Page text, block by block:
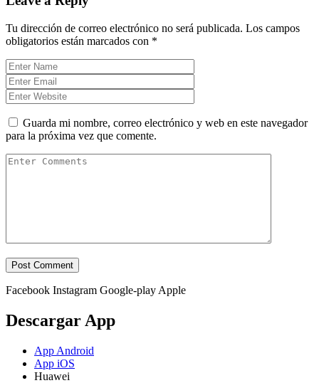
Tu dirección de correo electrónico no será publicada. Los campos
obligatorios están marcados con *
Guarda mi nombre, correo electrónico y web en este navegador
para la próxima vez que comente.
Facebook Instagram Google-play Apple
Descargar App
App Android
App iOS
Huawei